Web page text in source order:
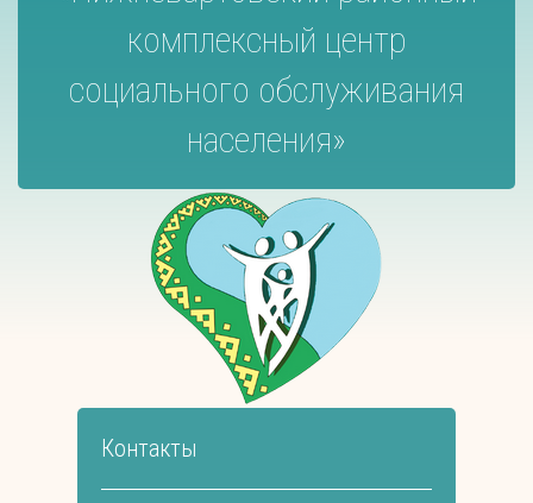
комплексный центр
социального обслуживания
населения»
Контакты